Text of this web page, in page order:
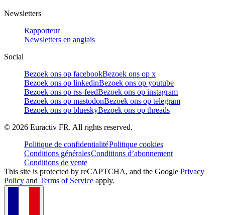
Newsletters
Rapporteur
Newsletters en anglais
Social
Bezoek ons op facebookBezoek ons op x
Bezoek ons op linkedinBezoek ons op youtube
Bezoek ons op rss-feedBezoek ons op instagram
Bezoek ons op mastodonBezoek ons op telegram
Bezoek ons op blueskyBezoek ons op threads
© 2026 Euractiv FR. All rights reserved.
Politique de confidentialitéPolitique cookies
Conditions généralesConditions d’abonnement
Conditions de vente
This site is protected by reCAPTCHA, and the Google Privacy
Policy and Terms of Service apply.